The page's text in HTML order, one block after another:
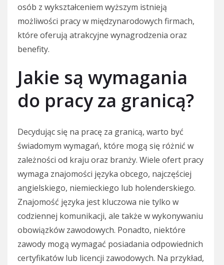
osób z wykształceniem wyższym istnieją
możliwości pracy w międzynarodowych firmach,
które oferują atrakcyjne wynagrodzenia oraz
benefity.
Jakie są wymagania
do pracy za granicą?
Decydując się na pracę za granicą, warto być
świadomym wymagań, które mogą się różnić w
zależności od kraju oraz branży. Wiele ofert pracy
wymaga znajomości języka obcego, najczęściej
angielskiego, niemieckiego lub holenderskiego.
Znajomość języka jest kluczowa nie tylko w
codziennej komunikacji, ale także w wykonywaniu
obowiązków zawodowych. Ponadto, niektóre
zawody mogą wymagać posiadania odpowiednich
certyfikatów lub licencji zawodowych. Na przykład,